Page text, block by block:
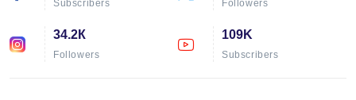
Subscribers Followers
34.2К
Followers
109K
Subscribers